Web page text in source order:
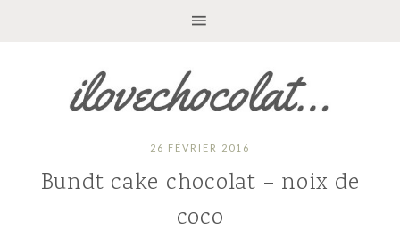
26 FÉVRIER 2016
Bundt cake chocolat – noix de
coco